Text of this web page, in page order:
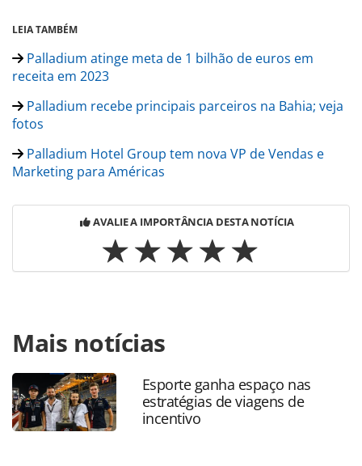
LEIA TAMBÉM
Palladium atinge meta de 1 bilhão de euros em
receita em 2023
Palladium recebe principais parceiros na Bahia; veja
fotos
Palladium Hotel Group tem nova VP de Vendas e
Marketing para Américas
AVALIE A IMPORTÂNCIA DESTA NOTÍCIA
https://www.panrotas.com.br/hotelaria/investimentos/
palladium-imbassai-ba-tera-renovacao-de-r-75-
milhoes_201210.html ou as ferramentas oferecidas na
página. Todo o conteúdo produzido pela PANROTAS
Editora é protegido pela legislação brasileira sobre direito
autoral. Não reproduza o conteúdo sem autorização da
Mais notícias
Esporte ganha espaço nas
estratégias de viagens de
incentivo